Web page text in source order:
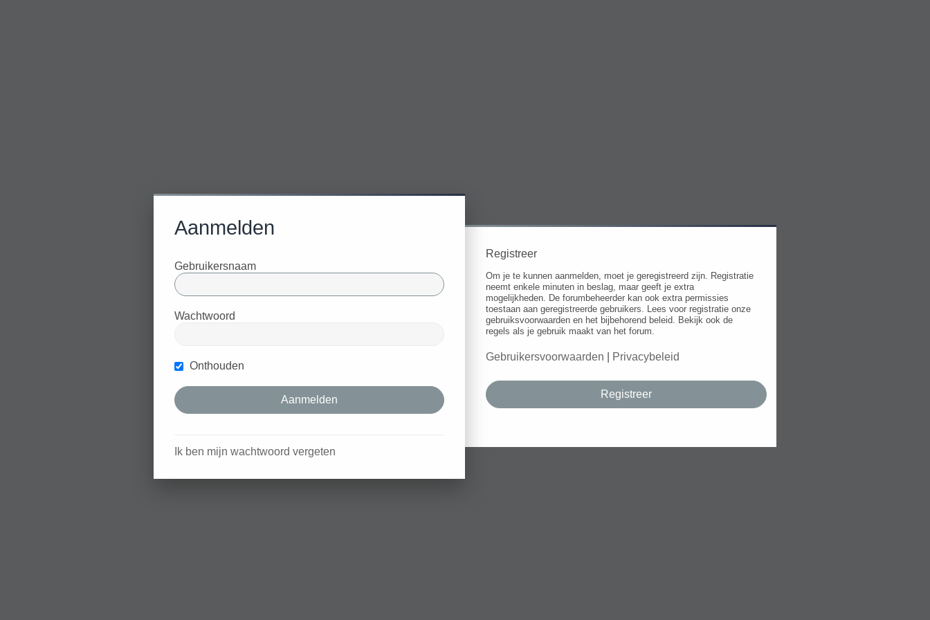
Aanmelden
Gebruikersnaam
Wachtwoord
Onthouden
Ik ben mijn wachtwoord vergeten
Registreer
Om je te kunnen aanmelden, moet je geregistreerd zijn. Registratie
neemt enkele minuten in beslag, maar geeft je extra
mogelijkheden. De forumbeheerder kan ook extra permissies
toestaan aan geregistreerde gebruikers. Lees voor registratie onze
gebruiksvoorwaarden en het bijbehorend beleid. Bekijk ook de
regels als je gebruik maakt van het forum.
Gebruikersvoorwaarden Privacybeleid
Registreer